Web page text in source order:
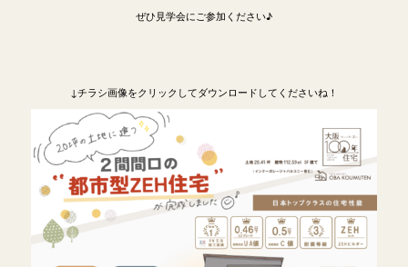
ぜひ見学会にご参加ください♪
↓チラシ画像をクリックしてダウンロードしてくださいね！